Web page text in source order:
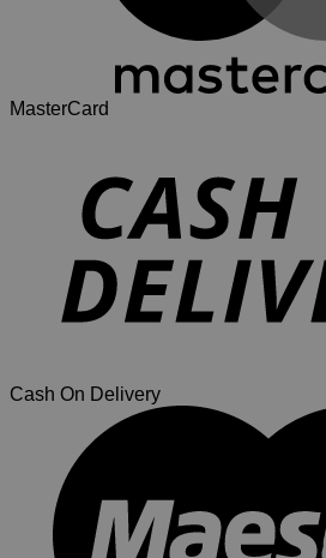
MasterCard
Cash On Delivery